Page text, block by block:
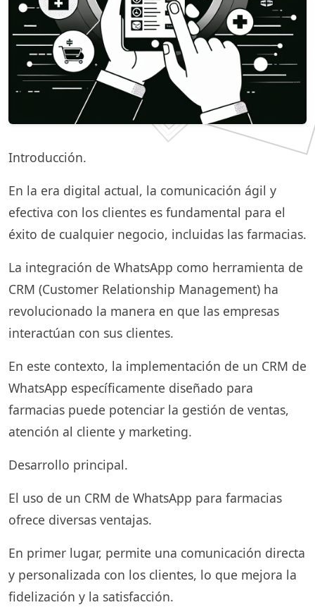
Introducción.
En la era digital actual, la comunicación ágil y
efectiva con los clientes es fundamental para el
éxito de cualquier negocio, incluidas las farmacias.
La integración de WhatsApp como herramienta de
CRM (Customer Relationship Management) ha
revolucionado la manera en que las empresas
interactúan con sus clientes.
En este contexto, la implementación de un CRM de
WhatsApp específicamente diseñado para
farmacias puede potenciar la gestión de ventas,
atención al cliente y marketing.
Desarrollo principal.
El uso de un CRM de WhatsApp para farmacias
ofrece diversas ventajas.
En primer lugar, permite una comunicación directa
y personalizada con los clientes, lo que mejora la
fidelización y la satisfacción.